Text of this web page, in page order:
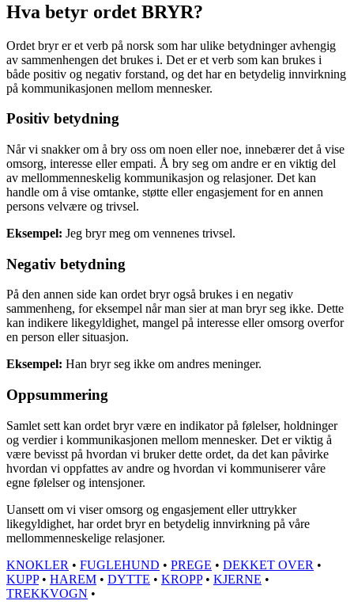
Hva betyr ordet BRYR?
Ordet bryr er et verb på norsk som har ulike betydninger avhengig
av sammenhengen det brukes i. Det er et verb som kan brukes i
både positiv og negativ forstand, og det har en betydelig innvirkning
på kommunikasjonen mellom mennesker.
Positiv betydning
Når vi snakker om å bry oss om noen eller noe, innebærer det å vise
omsorg, interesse eller empati. Å bry seg om andre er en viktig del
av mellommenneskelig kommunikasjon og relasjoner. Det kan
handle om å vise omtanke, støtte eller engasjement for en annen
persons velvære og trivsel.
Eksempel: Jeg bryr meg om vennenes trivsel.
Negativ betydning
På den annen side kan ordet bryr også brukes i en negativ
sammenheng, for eksempel når man sier at man bryr seg ikke. Dette
kan indikere likegyldighet, mangel på interesse eller omsorg overfor
en person eller situasjon.
Eksempel: Han bryr seg ikke om andres meninger.
Oppsummering
Samlet sett kan ordet bryr være en indikator på følelser, holdninger
og verdier i kommunikasjonen mellom mennesker. Det er viktig å
være bevisst på hvordan vi bruker dette ordet, da det kan påvirke
hvordan vi oppfattes av andre og hvordan vi kommuniserer våre
egne følelser og intensjoner.
Uansett om vi viser omsorg og engasjement eller uttrykker
likegyldighet, har ordet bryr en betydelig innvirkning på våre
mellommenneskelige relasjoner.
KNOKLER • FUGLEHUND • PREGE • DEKKET OVER •
KUPP• HAREM • DYTTE • KROPP• KJERNE •
TREKKVOGN •